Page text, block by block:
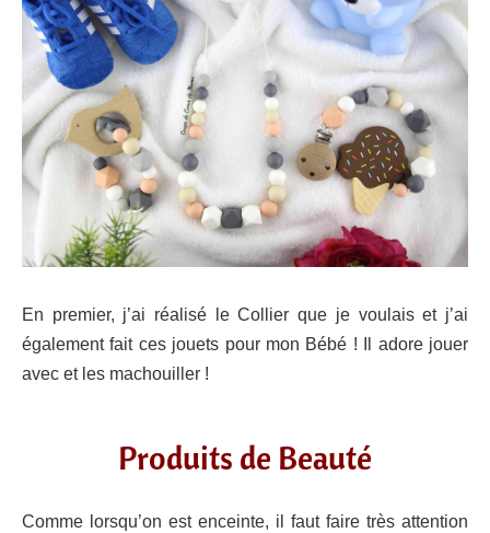
En premier, j’ai réalisé le Collier que je voulais et j’ai
également fait ces jouets pour mon Bébé ! Il adore jouer
avec et les machouiller !
Produits de Beauté
Comme lorsqu’on est enceinte, il faut faire très attention